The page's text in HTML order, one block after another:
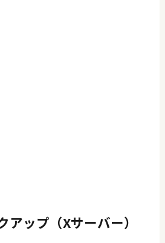
ップ（Xサーバー）